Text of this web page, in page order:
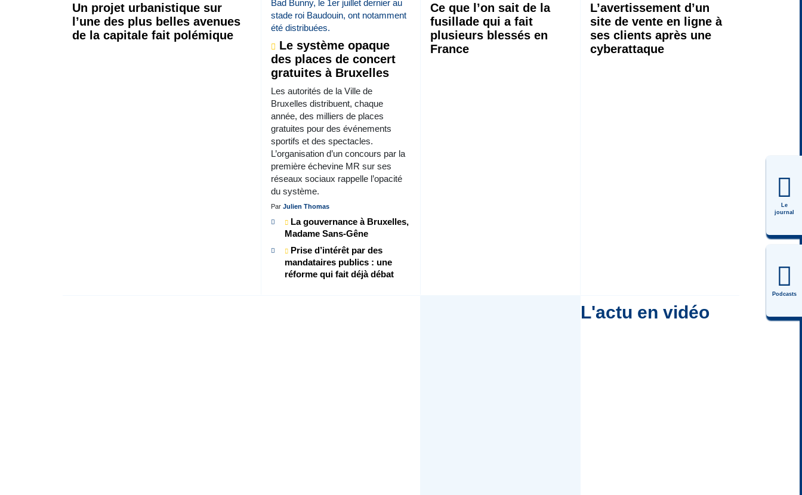
Le
journal
Podcasts
Un projet urbanistique sur
l’une des plus belles avenues
de la capitale fait polémique
Le système opaque
des places de concert
gratuites à Bruxelles
Les autorités de la Ville de
Bruxelles distribuent, chaque
année, des milliers de places
gratuites pour des événements
sportifs et des spectacles.
L’organisation d’un concours par la
première échevine MR sur ses
réseaux sociaux rappelle l’opacité
du système.
Par Julien Thomas
La gouvernance à Bruxelles,
Madame Sans-Gêne
Prise d’intérêt par des
mandataires publics : une
réforme qui fait déjà débat
Ce que l’on sait de la
fusillade qui a fait
plusieurs blessés en
France
L’avertissement d’un
site de vente en ligne à
ses clients après une
cyberattaque
L'actu en vidéo